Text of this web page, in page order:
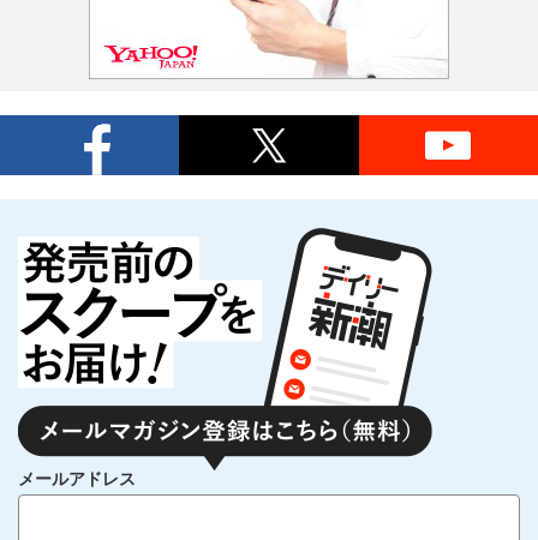
メールアドレス